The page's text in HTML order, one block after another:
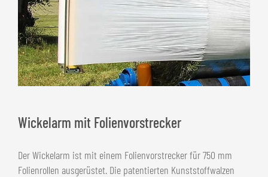
Wickelarm mit Folienvorstrecker
Der Wickelarm ist mit einem Folienvorstrecker für 750 mm
Folienrollen ausgerüstet. Die patentierten Kunststoffwalzen